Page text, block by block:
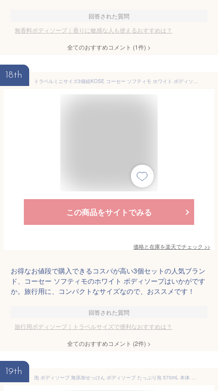
回答された質問
無香料ボディソープ｜香りに敏感な人も使えるおすすめは？
全てのおすすめコメント (1件) >
18th
トラベルミニサイズ3個組KOSE コーセー ソフティモ ホワイト ボディソープ ヒアルロン酸 ミニ 60mL×3 旅行用品 携帯用 液体ボディウオッシュ
この商品をサイトでみる
価格と在庫を楽天でチェック >>
お得なお値段で購入できるコスパが高い3個セットの人気ブラン
ド、コーセー ソフティモのホワイト ボディソープはいかがです
か。旅行用に、コンパクトなサイズなので、おススメです！
回答された質問
旅行用ボディソープ｜トラベルサイズで便利なおすすめは？
全てのおすすめコメント (2件) >
19th
泡 ボディソープ 無添加せっけん ボディソープ たっぷり泡 570mL 本体 470mL 詰替え セット 無添加石けん ノンアルコール 無香料 無着色 抗菌剤 酸化防止剤 合成界面活性剤不使用 シャボン玉石けん